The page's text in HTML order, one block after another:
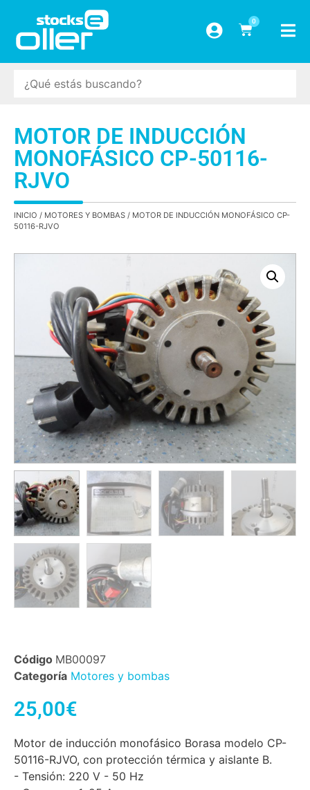
0
MOTOR DE INDUCCIÓN
MONOFÁSICO CP-50116-
RJVO
INICIO / MOTORES Y BOMBAS / MOTOR DE INDUCCIÓN MONOFÁSICO CP-
50116-RJVO
Código MB00097
Categoría Motores y bombas
25,00€
Motor de inducción monofásico Borasa modelo CP-
50116-RJVO, con protección térmica y aislante B.
- Tensión: 220 V - 50 Hz